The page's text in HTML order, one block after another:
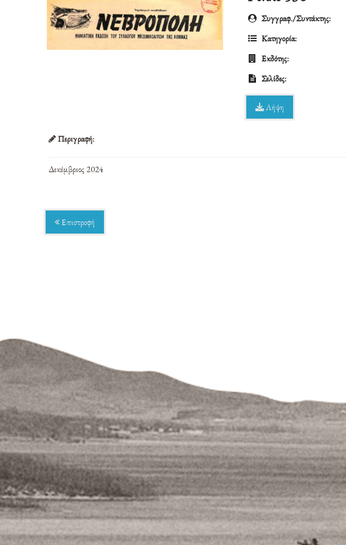
Συγγραφ./Συντάκτης:
Κατηγορία:
Εκδότης:
Σελίδες:
Λήψη
Περιγραφή:
Δεκέμβριος 2024
Επιστροφή